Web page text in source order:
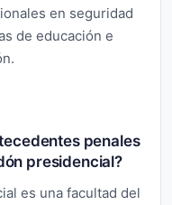
en seguridad
de educación e
penales
presidencial?
es una facultad del